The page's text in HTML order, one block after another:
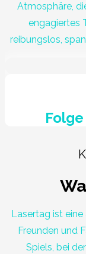
Atmosphäre,
engagiertes
reibungslos,
Lasertag ist
Freunden und
Spiels, bei